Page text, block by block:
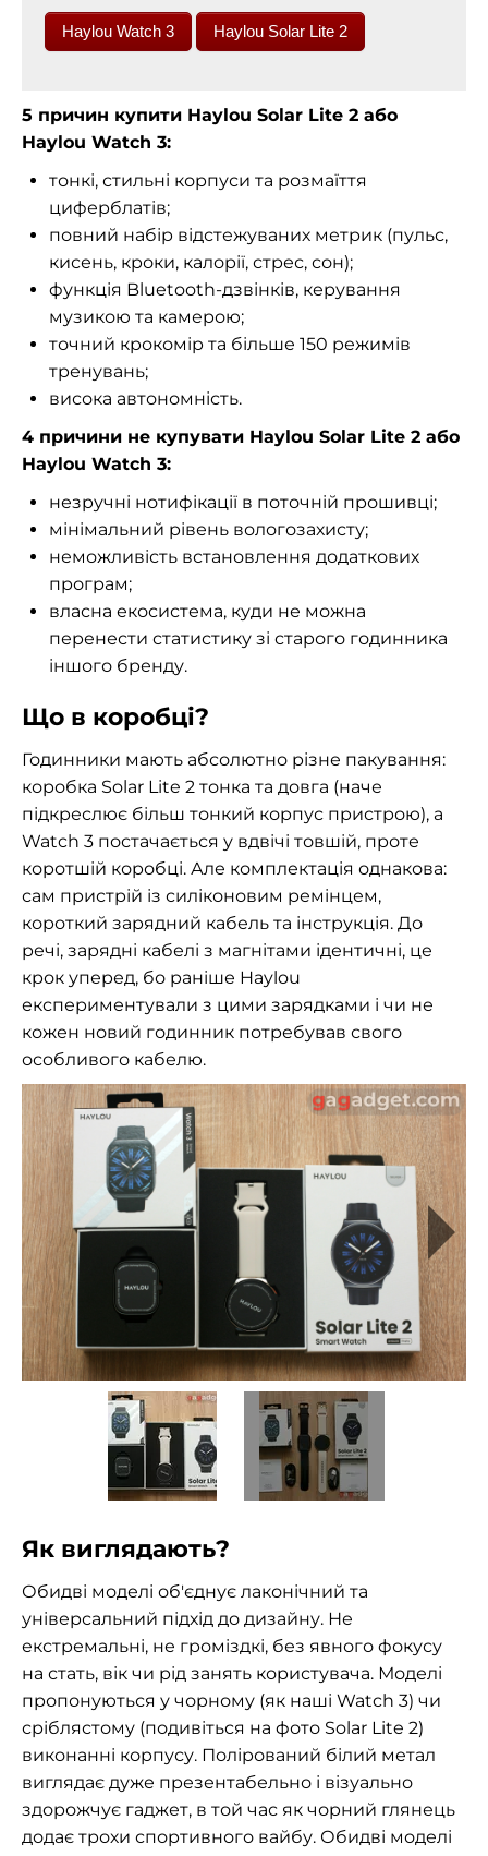
Haylou Watch 3 Haylou Solar Lite 2
5 причин купити Haylou Solar Lite 2 або
Haylou Watch 3:
тонкі, стильні корпуси та розмаїття
циферблатів;
повний набір відстежуваних метрик (пульс,
кисень, кроки, калорії, стрес, сон);
функція Bluetooth-дзвінків, керування
музикою та камерою;
точний крокомір та більше 150 режимів
тренувань;
висока автономність.
4 причини не купувати Haylou Solar Lite 2 або
Haylou Watch 3:
незручні нотифікації в поточній прошивці;
мінімальний рівень вологозахисту;
неможливість встановлення додаткових
програм;
власна екосистема, куди не можна
перенести статистику зі старого годинника
іншого бренду.
Що в коробці?
Годинники мають абсолютно різне пакування:
коробка Solar Lite 2 тонка та довга (наче
підкреслює більш тонкий корпус пристрою), а
Watch 3 постачається у вдвічі товшій, проте
коротшій коробці. Але комплектація однакова:
сам пристрій із силіконовим ремінцем,
короткий зарядний кабель та інструкція. До
речі, зарядні кабелі з магнітами ідентичні, це
крок уперед, бо раніше Haylou
експериментували з цими зарядками і чи не
кожен новий годинник потребував свого
особливого кабелю.
Як виглядають?
Обидві моделі об'єднує лаконічний та
універсальний підхід до дизайну. Не
екстремальні, не громіздкі, без явного фокусу
на стать, вік чи рід занять користувача. Моделі
пропонуються у чорному (як наші Watch 3) чи
сріблястому (подивіться на фото Solar Lite 2)
виконанні корпусу. Полірований білий метал
виглядає дуже презентабельно і візуально
здорожчує гаджет, в той час як чорний глянець
додає трохи спортивного вайбу. Обидві моделі